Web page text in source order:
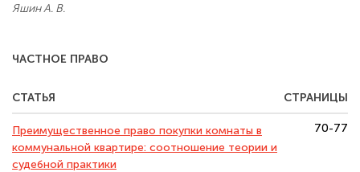
Яшин А. В.
ЧАСТНОЕ ПРАВО
СТАТЬЯ СТРАНИЦЫ
Преимущественное право покупки комнаты в
коммунальной квартире: соотношение теории и
судебной практики
70-77